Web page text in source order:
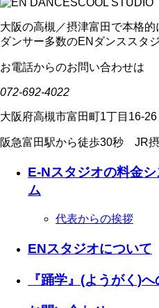
大阪の高槻／摂津富田で本格
ダンサー多数のENダンススタジ
お電話からのお問い合わせは
072-692-4022
大阪府高槻市富田町1丁目16-26
阪急富田駅から徒歩30秒 JR
E-Nスタジオの料金
ム
代表からの挨拶
ENスタジオについて
『踊学』(ようがく)